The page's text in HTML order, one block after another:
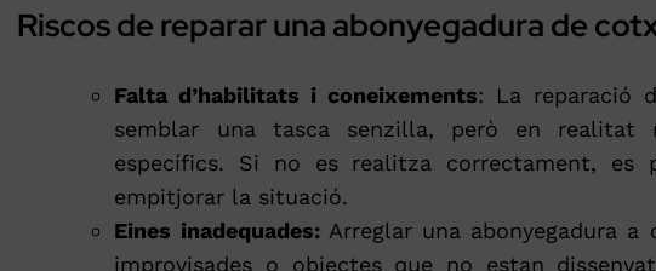
Riscos de reparar una abonyegadura de
Falta d’habilitats i coneixements: La reparació
semblar una tasca senzilla, però en realitat
específics. Si no es realitza correctament, es
empitjorar la situació.
Eines inadequades: Arreglar una abonyegadura a
improvisades o objectes que no estan